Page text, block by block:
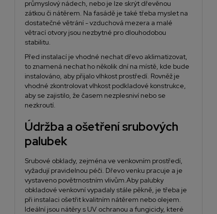
průmyslový nádech, nebo je lze skrýt dřevěnou
zátkou či nátěrem. Na fasádě je také třeba myslet na
dostatečné větrání - vzduchová mezera a malé
větrací otvory jsou nezbytné pro dlouhodobou
stabilitu.
Před instalací je vhodné nechat dřevo aklimatizovat,
to znamená nechat ho několik dní na místě, kde bude
instalováno, aby přijalo vlhkost prostředí. Rovněž je
vhodné zkontrolovat vlhkost podkladové konstrukce,
aby se zajistilo, že časem nezplesniví nebo se
nezkroutí.
Údržba a ošetření srubových
palubek
Srubové obklady, zejména ve venkovním prostředí,
vyžadují pravidelnou péči. Dřevo venku pracuje a je
vystaveno povětrnostním vlivům.Aby palubky
obkladové venkovní vypadaly stále pěkně, je třeba je
při instalaci ošetřit kvalitním nátěrem nebo olejem.
Ideální jsou nátěry s UV ochranou a fungicidy, které